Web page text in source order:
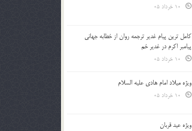
کامل ترین پیام غدیر ترجمه روان از خطابه جهانی
پیامبر اکرم در غدیر خم
ویژه میلاد امام هادی علیه السلام
ویژه عید قربان